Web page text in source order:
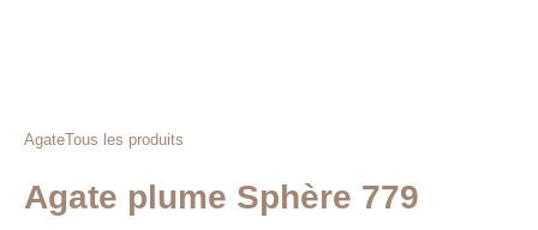
AgateTous les produits
Agate plume Sphère 779